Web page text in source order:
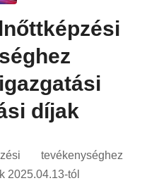
díjak
tevékenységhez
2025.04.13-tól